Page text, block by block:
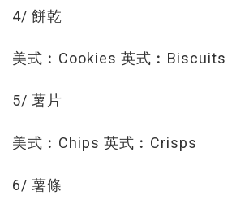
4/ 餅乾
美式︰Cookies 英式︰Biscuits
5/ 薯片
美式︰Chips 英式︰Crisps
6/ 薯條